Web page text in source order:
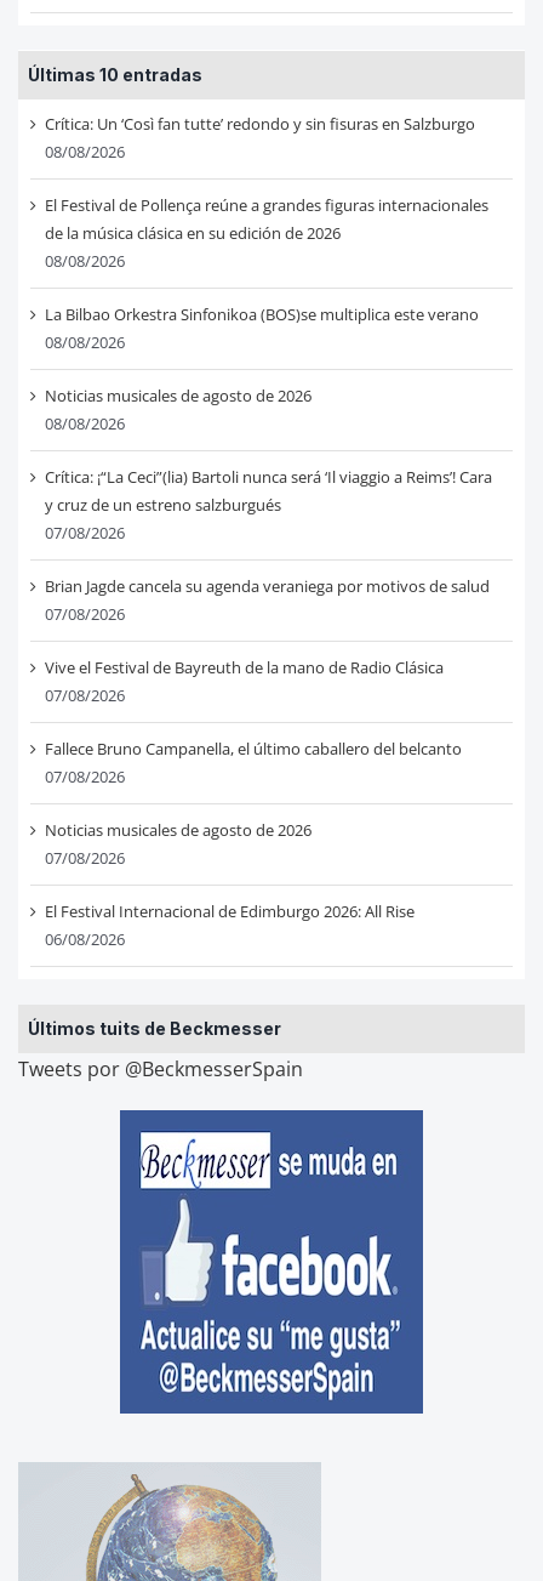
Últimas 10 entradas
Crítica: Un ‘Così fan tutte’ redondo y sin fisuras en Salzburgo
08/08/2026
El Festival de Pollença reúne a grandes figuras internacionales
de la música clásica en su edición de 2026
08/08/2026
La Bilbao Orkestra Sinfonikoa (BOS)se multiplica este verano
08/08/2026
Noticias musicales de agosto de 2026
08/08/2026
Crítica: ¡“La Ceci”(lia) Bartoli nunca será ‘Il viaggio a Reims’! Cara
y cruz de un estreno salzburgués
07/08/2026
Brian Jagde cancela su agenda veraniega por motivos de salud
07/08/2026
Vive el Festival de Bayreuth de la mano de Radio Clásica
07/08/2026
Fallece Bruno Campanella, el último caballero del belcanto
07/08/2026
Noticias musicales de agosto de 2026
07/08/2026
El Festival Internacional de Edimburgo 2026: All Rise
06/08/2026
Últimos tuits de Beckmesser
Tweets por @BeckmesserSpain